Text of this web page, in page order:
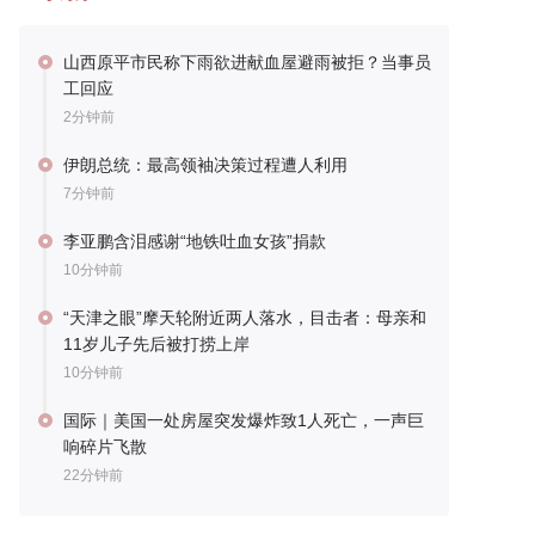
山西原平市民称下雨欲进献血屋避雨被拒？当事员
工回应
2分钟前
伊朗总统：最高领袖决策过程遭人利用
7分钟前
李亚鹏含泪感谢“地铁吐血女孩”捐款
10分钟前
“天津之眼”摩天轮附近两人落水，目击者：母亲和
11岁儿子先后被打捞上岸
10分钟前
国际｜美国一处房屋突发爆炸致1人死亡，一声巨
响碎片飞散
22分钟前